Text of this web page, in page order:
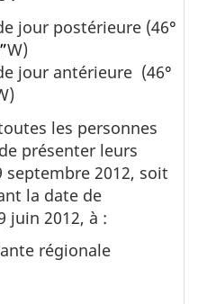
jour postérieure (46°
”W)
jour antérieure (46°
les personnes
présenter leurs
septembre 2012, soit
la date de
juin 2012, à :
régionale